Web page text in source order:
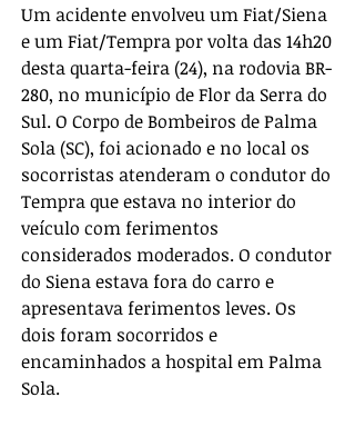
Um acidente envolveu um Fiat/Siena
e um Fiat/Tempra por volta das 14h20
desta quarta-feira (24), na rodovia BR-
280, no município de Flor da Serra do
Sul. O Corpo de Bombeiros de Palma
Sola (SC), foi acionado e no local os
socorristas atenderam o condutor do
Tempra que estava no interior do
veículo com ferimentos
considerados moderados. O condutor
do Siena estava fora do carro e
apresentava ferimentos leves. Os
dois foram socorridos e
encaminhados a hospital em Palma
Sola.